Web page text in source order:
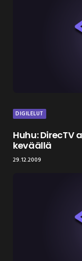
DIGILELUT
Huhu:
keväällä
29.12.2009